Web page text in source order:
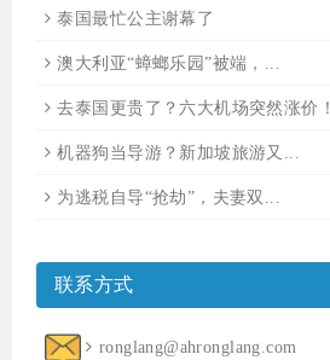
泰国最忙公主谢幕了
澳大利亚“蟑螂乐园”被端，...
去泰国更贵了？六大机场突然涨价！
机器狗当导游？新加坡旅游又...
为逃税自导“抢劫”，夫妻双...
联系方式
ronglang@ahronglang.com